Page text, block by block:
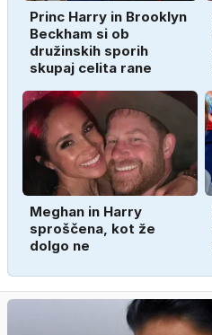
Princ Harry in Brooklyn
Beckham si ob
družinskih sporih
skupaj celita rane
Meghan in Harry
sproščena, kot že
dolgo ne